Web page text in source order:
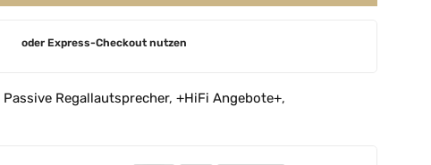
oder Express-Checkout nutzen
Passive Regallautsprecher, +HiFi Angebote+,